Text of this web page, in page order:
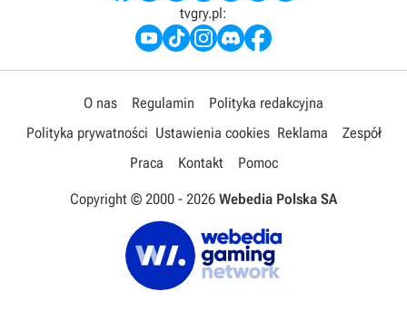
tvgry.pl:
O nas Regulamin
Polityka redakcyjna
Polityka prywatności Ustawienia cookies Reklama
Zespół
Praca
Kontakt Pomoc
Copyright © 2000 - 2026 Webedia Polska SA